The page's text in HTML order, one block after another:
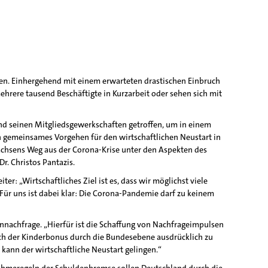
Einhergehend mit einem erwarteten drastischen Einbruch
tausend Beschäftigte in Kurzarbeit oder sehen sich mit
seinen Mitgliedsgewerkschaften getroffen, um in einem
Vorgehen für den wirtschaftlichen Neustart in
Weg aus der Corona-Krise unter den Aspekten des
Christos Pantazis.
„Wirtschaftliches Ziel ist es, dass wir möglichst viele
uns ist dabei klar: Die Corona-Pandemie darf zu keinem
„Hierfür ist die Schaffung von Nachfrageimpulsen
der Kinderbonus durch die Bundesebene ausdrücklich zu
der wirtschaftliche Neustart gelingen.“